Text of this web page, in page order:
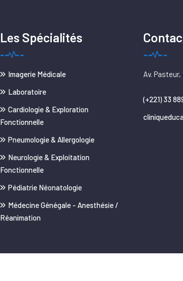
Les Spécialités
Imagerie Médicale
Laboratoire
Cardiologie & Exploration
Fonctionnelle
Pneumologie & Allergologie
Neurologie & Exploitation
Fonctionnelle
Pédiatrie Néonatologie
Médecine Génégale - Anesthésie /
Réanimation
Av.
(+221) 33